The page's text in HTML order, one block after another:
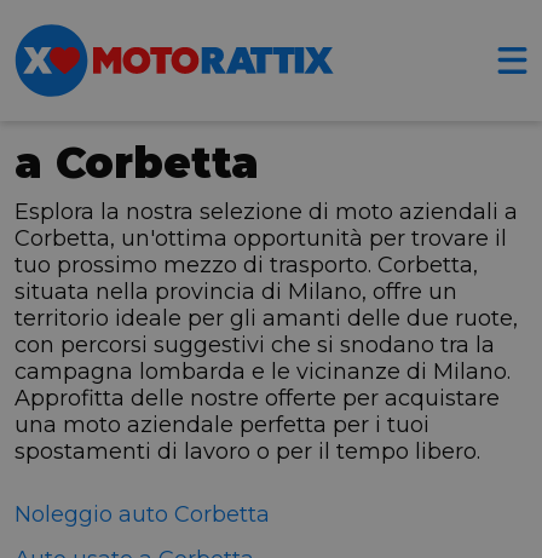
a Corbetta
Esplora la nostra selezione di moto aziendali a
Corbetta, un'ottima opportunità per trovare il
tuo prossimo mezzo di trasporto. Corbetta,
situata nella provincia di Milano, offre un
territorio ideale per gli amanti delle due ruote,
con percorsi suggestivi che si snodano tra la
campagna lombarda e le vicinanze di Milano.
Approfitta delle nostre offerte per acquistare
una moto aziendale perfetta per i tuoi
spostamenti di lavoro o per il tempo libero.
Noleggio auto Corbetta